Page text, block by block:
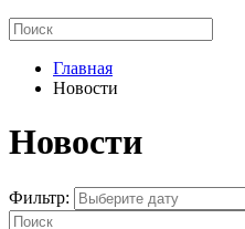
Главная
Новости
Новости
Фильтр: